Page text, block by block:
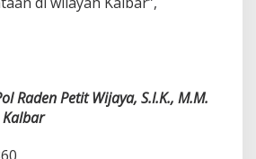
Raden Petit Wijaya, S.I.K., M.M.
Kalbar